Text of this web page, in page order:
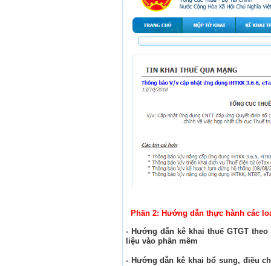
Phần 2: Hướng dẫn thực hành các
- Hướng dẫn kê khai thuế GTGT
liệu vào phần mềm
- Hướng dẫn kê khai bổ sung, điều